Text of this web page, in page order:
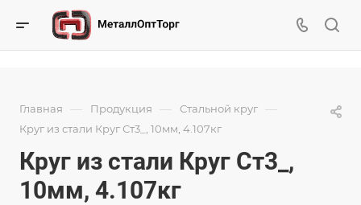
Главная — Продукция — Стальной круг —
Круг из стали Круг Ст3_, 10мм, 4.107кг
Круг из стали Круг Ст3_,
10мм, 4.107кг